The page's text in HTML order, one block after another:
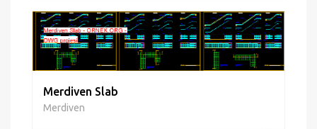
Merdiven Slab
Merdiven